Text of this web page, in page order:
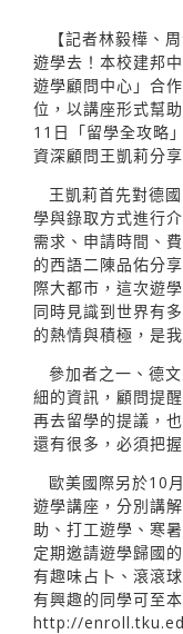
【記者林毅樺、
遊學去！本校建邦
遊學顧問中心」合
位，以講座形式幫
11日「留學全攻略
資深顧問王凱莉分
王凱莉首先對德
學與錄取方式進行
需求、申請時間、
的西語二陳品佑分
際大都市，這次遊
同時見識到世界有
的熱情與積極，是
參加者之一、德
細的資訊，顧問提
再去留學的提議，
還有很多，必須把握
歐美國際另於10
遊學講座，分別講
助、打工遊學、寒
定期邀請遊學歸國
有趣味占卜、滾滾
有興趣的同學可至
http://